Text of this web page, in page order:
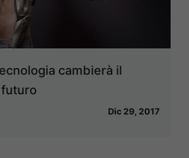
cambierà il
Dic 29, 2017